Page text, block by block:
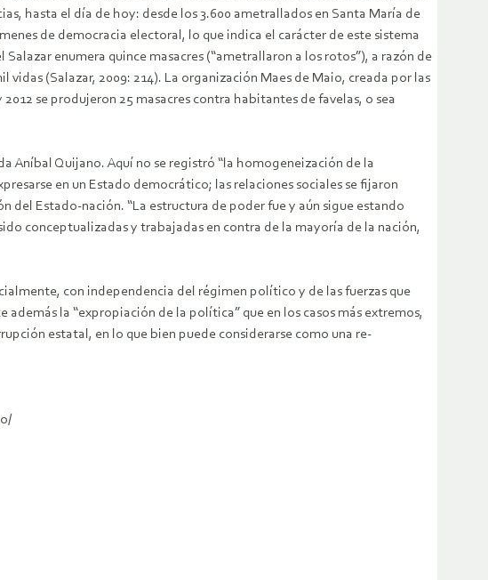
hasta el día de hoy: desde los 3.600 ametrallados en Santa María de
de democracia electoral, lo que indica el carácter de este sistema
enumera quince masacres (“ametrallaron a los rotos”), a razón de
(Salazar, 2009: 214). La organización Maes de Maio, creada por las
se produjeron 25 masacres contra habitantes de favelas, o sea
Aníbal Quijano. Aquí no se registró “la homogeneización de la
en un Estado democrático; las relaciones sociales se fijaron
Estado-nación. “La estructura de poder fue y aún sigue estando
conceptualizadas y trabajadas en contra de la mayoría de la nación,
con independencia del régimen político y de las fuerzas que
la “expropiación de la política” que en los casos más extremos,
estatal, en lo que bien puede considerarse como una re-